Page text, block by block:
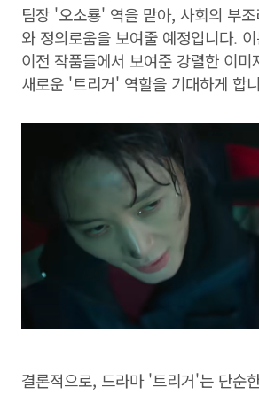
팀장 '오소룡' 역을 맡아, 사회의 부
와 정의로움을 보여줄 예정입니다.
이전 작품들에서 보여준 강렬한 이미
새로운 '트리거' 역할을 기대하게 합
결론적으로, 드라마 '트리거'는 단순